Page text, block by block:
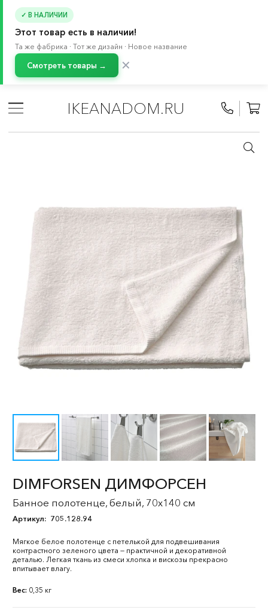
✓ В НАЛИЧИИ
Этот товар есть в наличии!
Та же фабрика · Тот же дизайн · Новое название
Смотреть товары → ✕
IKEANADOM.RU
Текстиль для ванной / Полотенца
DIMFORSEN ДИМФОРСЕН
Банное полотенце, белый, 70x140 см
Артикул: 705.128.94
Мягкое белое полотенце с петелькой для подвешивания
контрастного зеленого цвета — практичной и декоративной
деталью. Легкая ткань из смеси хлопка и вискозы прекрасно
впитывает влагу.
Вес: 0,35 кг